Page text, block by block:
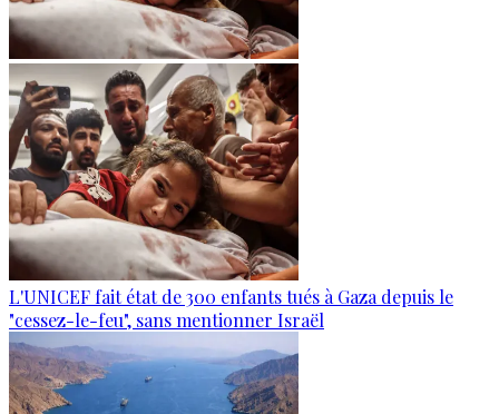
L'UNICEF fait état de 300 enfants tués à Gaza depuis le
"cessez-le-feu", sans mentionner Israël